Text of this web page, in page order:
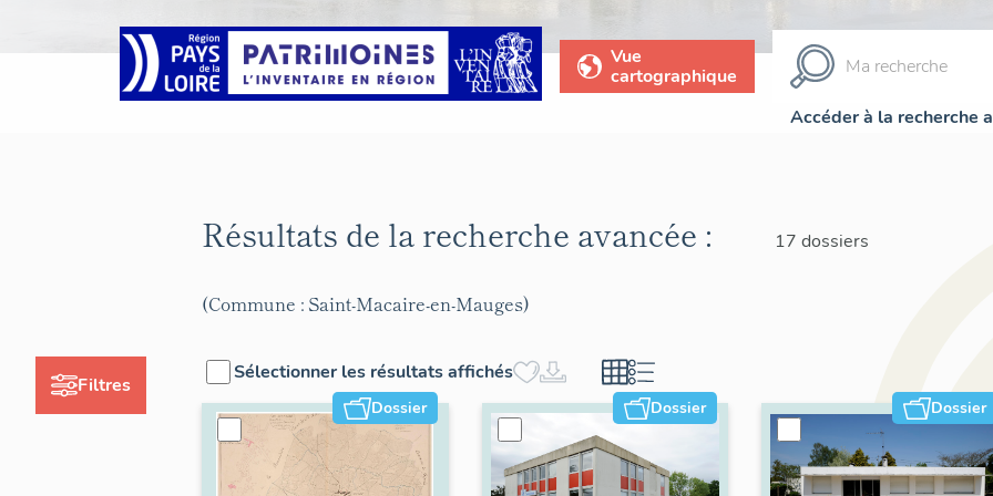
Vue
cartographique
Accéder à la recherche
Filtres
Résultats de la recherche avancée : 17 dossiers
(Commune : Saint-Macaire-en-Mauges)
Sélectionner les résultats affichés
Dossier Dossier Dossier